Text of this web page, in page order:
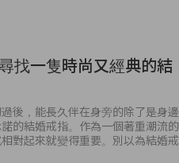
找一隻時尚又經典的結
後，能長久伴在身旁的除了是身邊
的結婚戒指。作為一個著重潮流的
對起來就變得重要。別以為結婚戒